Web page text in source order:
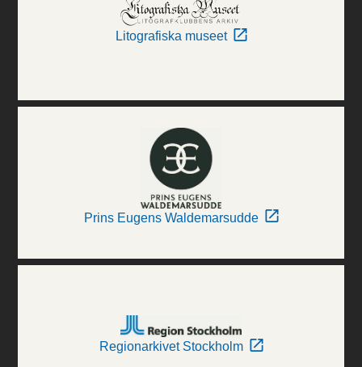
Litografiska museet
Prins Eugens Waldemarsudde
Regionarkivet Stockholm